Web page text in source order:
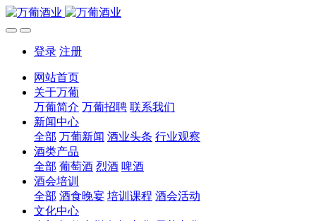
登录 注册
网站首页
关于万葡
万葡简介 万葡招聘 联系我们
新闻中心
全部 万葡新闻 酒业头条 行业观察
酒类产品
全部 葡萄酒 烈酒 啤酒
酒会培训
全部 酒食晚宴 培训课程 酒会活动
文化中心